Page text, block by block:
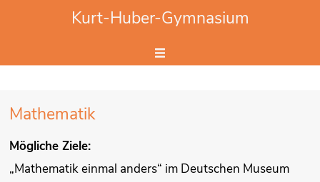
Kurt-Huber-Gymnasium
Mathematik
Mögliche Ziele:
„Mathematik einmal anders“ im Deutschen Museum
Website durchsuchen
Hier Suchbegriff eingeben.